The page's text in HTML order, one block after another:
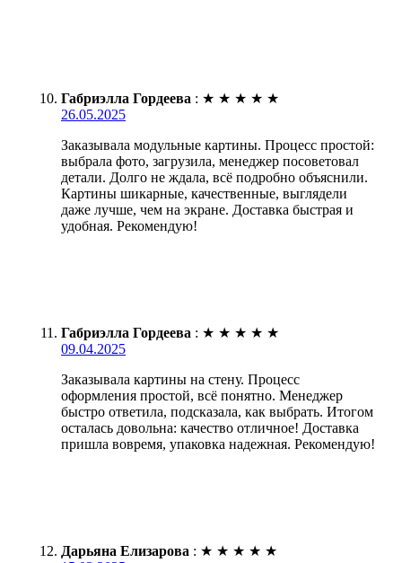
Габриэлла Гордеева : ★ ★ ★ ★ ★
26.05.2025
Заказывала модульные картины. Процесс простой:
выбрала фото, загрузила, менеджер посоветовал
детали. Долго не ждала, всё подробно объяснили.
Картины шикарные, качественные, выглядели
даже лучше, чем на экране. Доставка быстрая и
удобная. Рекомендую!
Габриэлла Гордеева : ★ ★ ★ ★ ★
09.04.2025
Заказывала картины на стену. Процесс
оформления простой, всё понятно. Менеджер
быстро ответила, подсказала, как выбрать. Итогом
осталась довольна: качество отличное! Доставка
пришла вовремя, упаковка надежная. Рекомендую!
Дарьяна Елизарова : ★ ★ ★ ★ ★